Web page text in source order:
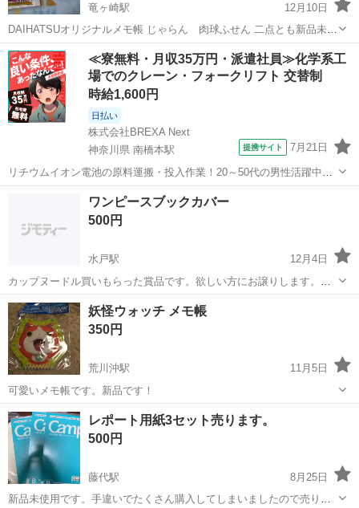
竜ヶ崎駅
12月10日
DAIHATSUオリジナルメモ帳 じゃらん 肉球ふせん 二点とも新品未開
封です🙋
茨城 龍ケ崎市 竜ヶ崎駅 手帳 メモ帳
≪寮無料・月収35万円・派遣社員≫化学系工
場でのクレーン・フォークリフト 交替制
時給1,600円
日払い
株式会社BREXA Next
神奈川県 南橋本駅
提携サイト 7月21日
リチウムイオン電池の原料運搬・投入作業！20～50代の男性活躍中★
ワンルーム寮完備！赴任旅費会社負担！年間休日130日★フォークリフ
ト免許お持ちの方、活躍中！就業先食堂利用可★《神奈川県相模原
市》 人気の工場のお仕事 ◇電...
南橋本駅 その他
ワンピースブックカバー
500円
水戸駅
12月4日
カップヌードル買いもらった賞品です。欲しい方にお譲りします。元
吉田町まで取りに来られる方宜しくです。
茨城 水戸市 水戸駅 カップヌードル
妖怪ウォッチ メモ帳
350円
荒川沖駅
11月5日
可愛いメモ帳です。新品です！
茨城 土浦市 荒川沖駅 メモ帳
レポート用紙3セット売ります。
500円
藤代駅
8月25日
新品未使用です。手違いでたくさん購入してしまいましたので売りま